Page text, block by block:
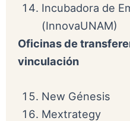
Incubadora de
(InnovaUNAM)
Oficinas de
vinculación
New Génesis
Mextrategy